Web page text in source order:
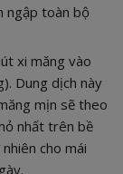
ngập toàn bộ
xi măng vào
Dung dịch này
mịn sẽ theo
nhất trên bề
cho mái